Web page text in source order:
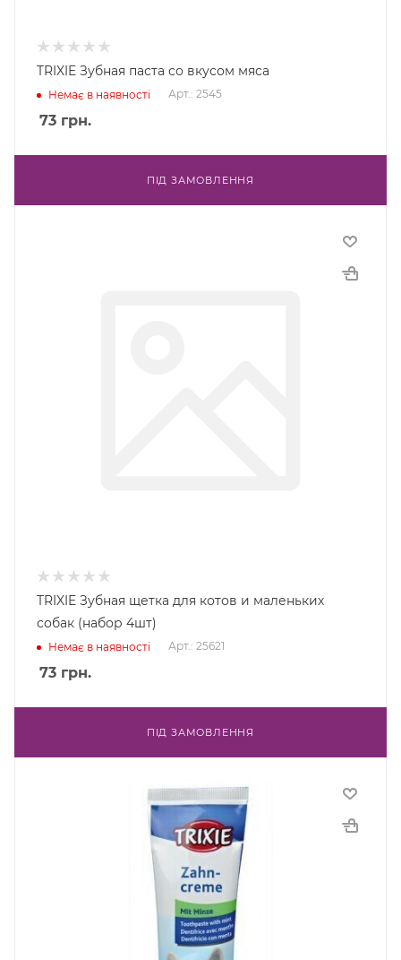
TRIXIE Зубная паста со вкусом мяса
Немає в наявності Арт.: 2545
73 грн.
ПІД ЗАМОВЛЕННЯ
TRIXIE Зубная щетка для котов и маленьких
собак (набор 4шт)
Немає в наявності Арт.: 25621
73 грн.
ПІД ЗАМОВЛЕННЯ